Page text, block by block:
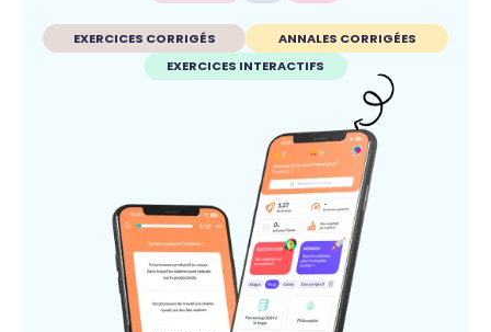
EXERCICES CORRIGÉS
ANNALES CORRIGÉES
EXERCICES INTERACTIFS